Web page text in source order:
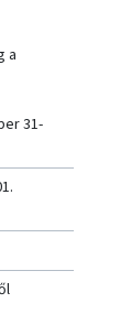
a
31-